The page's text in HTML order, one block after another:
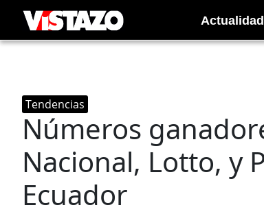
Actualidad
Tendencias
Números
Nacional, Lotto, y
Ecuador